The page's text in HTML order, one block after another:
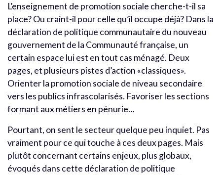
L’enseignement de promotion sociale cherche-t-il sa
place? Ou craint-il pour celle qu’il occupe déjà? Dans la
déclaration de politique communautaire du nouveau
gouvernement de la Communauté française, un
certain espace lui est en tout cas ménagé. Deux
pages, et plusieurs pistes d’action «classiques».
Orienter la promotion sociale de niveau secondaire
vers les publics infrascolarisés. Favoriser les sections
formant aux métiers en pénurie…
Pourtant, on sent le secteur quelque peu inquiet. Pas
vraiment pour ce qui touche à ces deux pages. Mais
plutôt concernant certains enjeux, plus globaux,
évoqués dans cette déclaration de politique